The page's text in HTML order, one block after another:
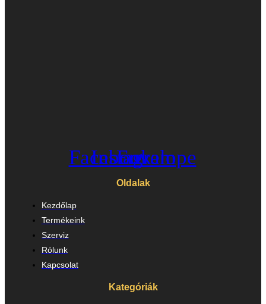
Facebook
Instagram
Envelope
Oldalak
Kezdőlap
Termékeink
Szerviz
Rólunk
Kapcsolat
Kategóriák